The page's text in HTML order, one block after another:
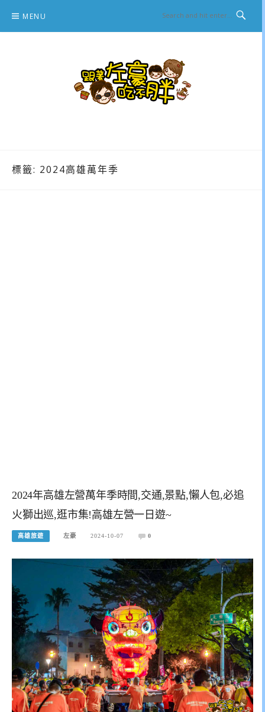
content
MENU
標籤: 2024高雄萬年季
2024年高雄左營萬年季時間,交通,景點,懶人包,必追
火獅出巡,逛市集!高雄左營一日遊~
高雄旅遊 左豪 2024-10-07 0